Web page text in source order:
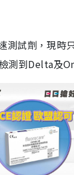
試劑，現時
測到Delta及